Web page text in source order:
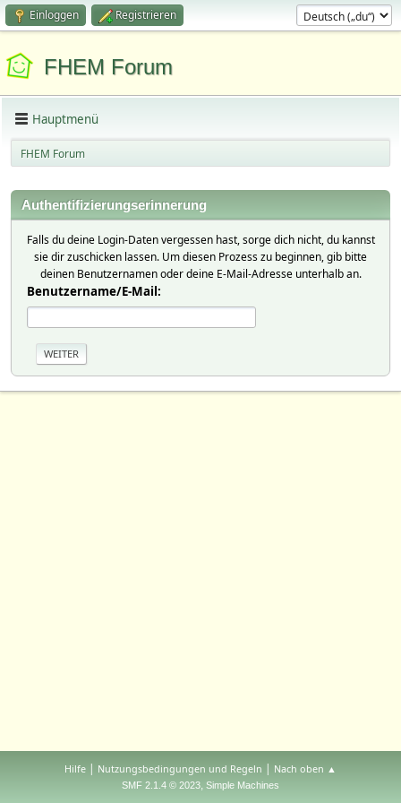
Einloggen Registrieren
FHEM Forum
Hauptmenü
FHEM Forum
Authentifizierungserinnerung
Falls du deine Login-Daten vergessen hast, sorge dich nicht, du kannst
sie dir zuschicken lassen. Um diesen Prozess zu beginnen, gib bitte
deinen Benutzernamen oder deine E-Mail-Adresse unterhalb an.
Benutzername/E-Mail:
Hilfe | Nutzungsbedingungen und Regeln | Nach oben ▲
SMF 2.1.4 © 2023, Simple Machines